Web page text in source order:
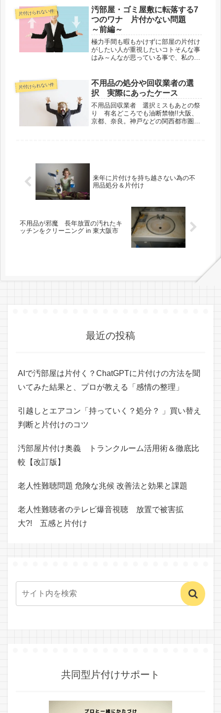
片付けられない件
汚部屋・ゴミ屋敷に転落する7
つのワナ 片付かない問題
～前編～
極力手間も暇もかけずに部屋の片付け
がしたい人が重視したいコトそんな事
はみ～んなが思っている事で、私の様
にそーでも無さそうですよ。但しアナ
タ自身がどんな部屋にしたいのかの
イ...
片付けられない件
不用品の処分や回収業者の選
択 実際にあったケース
不用品回収業者 選択ミスもあとの祭
り 有名どころでも油断禁物!!大阪、
京都、奈良。神戸などの関西都市圏の
来年に片付けを持ち越さない為の不
用品処分＆片付け
不用品が邪魔 長年放置の汚れたキ
ッチンをクリーニング in 東大阪市
最近の投稿
AIで汚部屋は片付く？ChatGPTに片付けの方法を聞
いてみた結果と、プロが教える「感情の整理」
引越しとエアコン「持っていく？処分？ 」買い替え
判断と片付けのコツ
汚部屋片付け奥義 トランクルーム活用術＆徹底比
較【改訂版】
老人性難聴問題 危険な兆候 改善法と効果と課題
老人性難聴者のテレビ爆音視聴 放置で被害拡
大?! 五感と片付け
共同型片付けサポート